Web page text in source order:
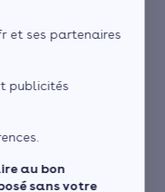
et ses partenaires
publicités
au bon
sans votre
Sols
prix
2026